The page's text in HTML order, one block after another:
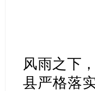
风雨之下
县严格落